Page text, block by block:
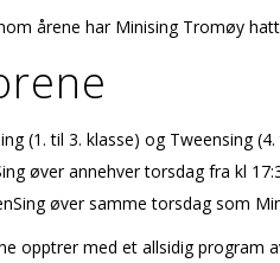
årene har Minising Tromøy
(1. til 3. klasse) og Tweensing (4.
øver annehver torsdag fra kl
øver samme torsdag som
opptrer med et allsidig program